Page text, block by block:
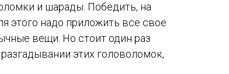
и шарады. Победить, на
этого надо приложить все свое
вещи. Но стоит один раз
этих головоломок,